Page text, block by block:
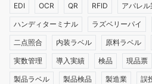
EDI OCR QR RFID アパレル
ハンディターミナル ラズベリーパイ
二点照合 内装ラベル 原料ラベル
実数管理 導入実績 検品 現品票
製品ラベル 製品検品 製造業 誤